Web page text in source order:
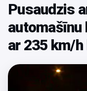
Pusaudzis
ar 235 km/